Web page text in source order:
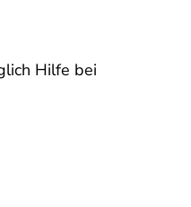
Hilfe bei